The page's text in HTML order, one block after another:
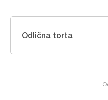
Odlična torta